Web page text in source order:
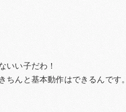
いい子だわ！
んと基本動作はできるんです。